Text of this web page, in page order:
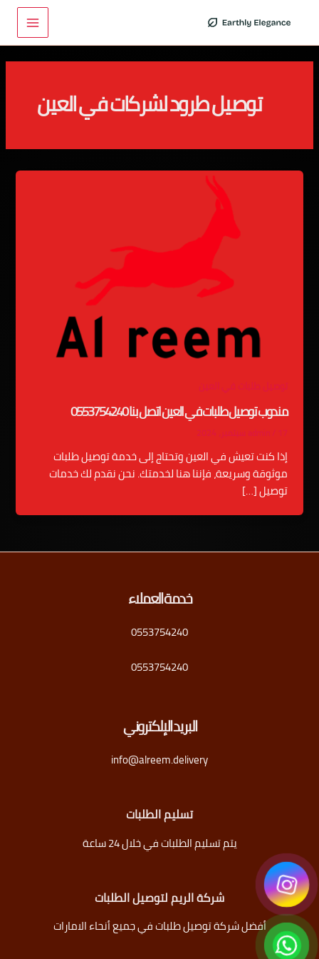
المحتوى
Main
Menu
توصيل طرود لشركات في العين
توصيل طلبات في العين
مندوب توصيل طلبات في العين اتصل بنا 0553754240
admin/ 17 سبتمبر، 2024
إذا كنت تعيش في العين وتحتاج إلى خدمة توصيل طلبات
موثوقة وسريعة، فإننا هنا لخدمتك. نحن نقدم لك خدمات
توصيل […]
خدمة العملاء
0553754240
0553754240
البريد الإلكتروني
info@alreem.delivery
تسليم الطلبات
يتم تسليم الطلبات في خلال 24 ساعة
شركة الريم لتوصيل الطلبات
أفضل شركة توصيل طلبات في جميع أنحاء الامارات